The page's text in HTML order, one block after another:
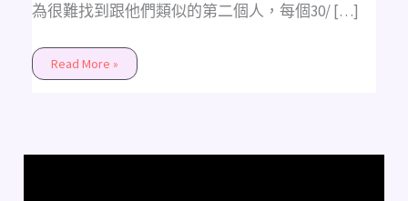
為很難找到跟他們類似的第二個人，每個30/ […]
Read More »